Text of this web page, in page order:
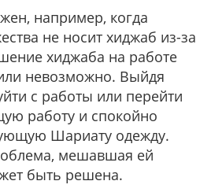
например, когда
не носит хиджаб из-за
хиджаба на работе
невозможно. Выйдя
с работы или перейти
работу и спокойно
Шариату одежду.
мешавшая ей
быть решена.